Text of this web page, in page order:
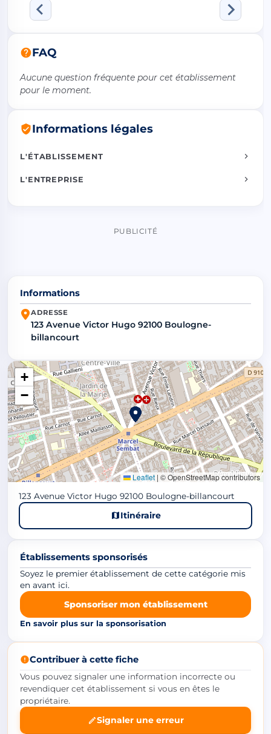
FAQ
Aucune question fréquente pour cet établissement
pour le moment.
Informations légales
L'ÉTABLISSEMENT
L'ENTREPRISE
PUBLICITÉ
Informations
ADRESSE
123 Avenue Victor Hugo 92100 Boulogne-
billancourt
+
−
Leaflet | © OpenStreetMap contributors
123 Avenue Victor Hugo 92100 Boulogne-billancourt
Itinéraire
Établissements sponsorisés
Soyez le premier établissement de cette catégorie mis
en avant ici.
Sponsoriser mon établissement
En savoir plus sur la sponsorisation
Contribuer à cette fiche
Vous pouvez signaler une information incorrecte ou
revendiquer cet établissement si vous en êtes le
propriétaire.
Signaler une erreur